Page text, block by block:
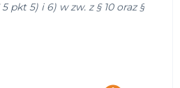
pkt 5) i 6) w zw. z § 10 oraz §